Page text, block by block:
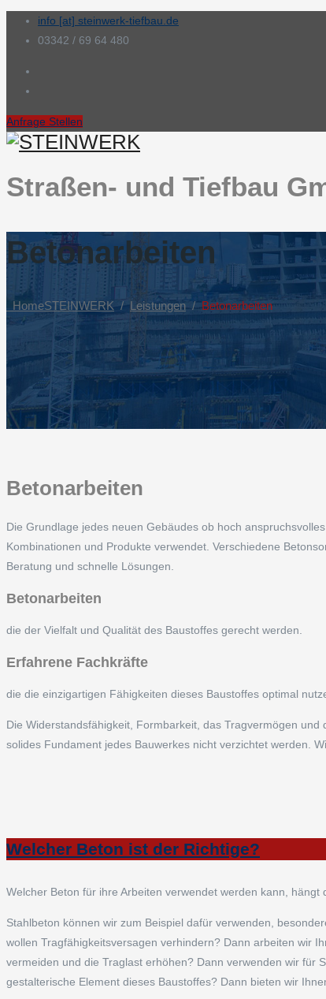
info [at] steinwerk-tiefbau.de
03342 / 69 64 480
Anfrage Stellen
Straßen- und Tiefbau
Betonarbeiten
HomeSTEINWERK /Leistungen/Betonarbeiten
Betonarbeiten
Die Grundlage jedes neuen Gebäudes ob hoch
Kombinationen und Produkte verwendet. Verschiedene
Beratung und schnelle Lösungen.
Betonarbeiten
die der Vielfalt und Qualität des Baustoffes gerecht werden.
Erfahrene Fachkräfte
die die einzigartigen Fähigkeiten dieses Baustoffes optimal
Die Widerstandsfähigkeit, Formbarkeit, das Tragvermögen
solides Fundament jedes Bauwerkes nicht verzichtet werden.
Welcher Beton ist der Richtige?
Welcher Beton für ihre Arbeiten verwendet werden kann,
Stahlbeton können wir zum Beispiel dafür verwenden,
wollen Tragfähigkeitsversagen verhindern? Dann arbeiten wir
vermeiden und die Traglast erhöhen? Dann verwenden wir für
gestalterische Element dieses Baustoffes? Dann bieten wir